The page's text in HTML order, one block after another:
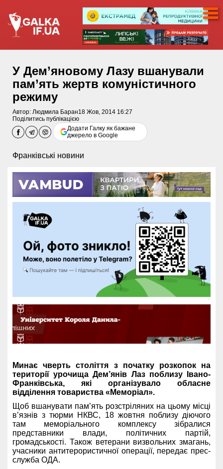
У Дем’яновому Лазу вшанували
пам’ять жертв комуністичного
режиму
Автор: Людмила Баран18 Жов, 2014 16:27
Поділитись публікацією
Додати Галку як бажане
джерело в Google
Франківські новини
Минає чверть століття з початку розкопок на
території урочища Дем’янів Лаз поблизу Івано-
Франківська, які організувало обласне
відділення товариства «Меморіал».
Щоб вшанувати пам’ять розстріляних на цьому місці
в’язнів з тюрми НКВС, 18 жовтня поблизу діючого
там меморіального комплексу зібралися
представники влади, політичних партій,
громадськості. Також ветерани визвольних змагань,
учасники антитерористичної операції, передає прес-
служба ОДА.